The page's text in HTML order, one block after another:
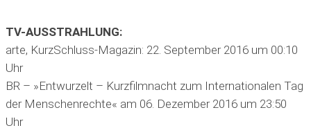
TV-AUSSTRAHLUNG:
arte, KurzSchluss-Magazin: 22. September 2016 um 00:10
Uhr
BR – »Entwurzelt – Kurzfilmnacht zum Internationalen Tag
der Menschenrechte« am 06. Dezember 2016 um 23:50
Uhr